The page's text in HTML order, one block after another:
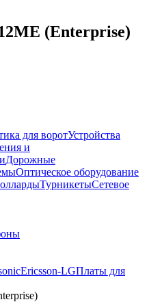
(Enterprise)
для воротУстройства
и
Дорожные
Оптическое оборудование
ТурникетыСетевое
Ericsson-LGПлаты для